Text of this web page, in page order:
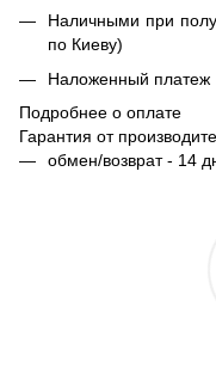
Наличными при
по Киеву)
Наложенный платеж
Подробнее о оплате
Гарантия от
обмен/возврат - 14